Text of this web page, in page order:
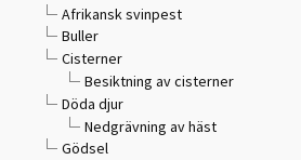
Afrikansk svinpest
Buller
Cisterner
Besiktning av cisterner
Döda djur
Nedgrävning av häst
Gödsel